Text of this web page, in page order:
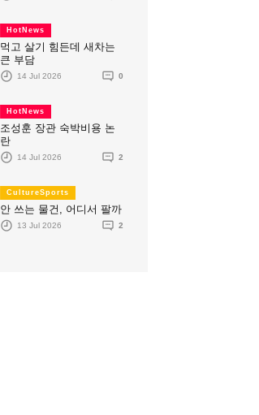
HotNews
먹고 살기 힘든데 새차는
큰 부담
14 Jul 2026 0
HotNews
조성훈 장관 숙박비용 논
란
14 Jul 2026 2
CultureSports
안 쓰는 물건, 어디서 팔까
13 Jul 2026 2